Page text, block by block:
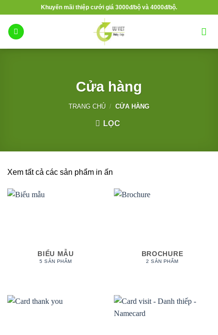
nội
dung
Khuyến mãi thiệp cưới giá 3000đ/bộ và 4000đ/bộ.
Cửa hàng
TRANG CHỦ / CỬA HÀNG
LỌC
Xem tất cả các sản phẩm in ấn
BIỂU MẪU
5 SẢN PHẨM
BROCHURE
2 SẢN PHẨM